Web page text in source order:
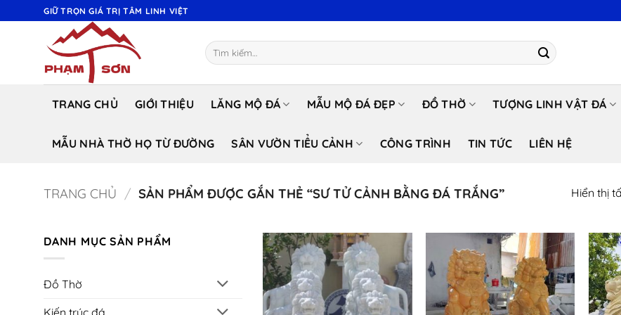
qua
GIỮ TRỌN GIÁ TRỊ TÂM LINH VIỆT
Tìm
kiếm:
TRANG CHỦ GIỚI THIỆU LĂNG MỘ ĐÁ MẪU MỘ ĐÁ ĐẸP ĐỒ THỜ TƯỢNG LINH VẬT ĐÁ
MẪU NHÀ THỜ HỌ TỪ ĐƯỜNG SÂN VƯỜN TIỂU CẢNH CÔNG TRÌNH TIN TỨC LIÊN HỆ
TRANG CHỦ / SẢN PHẨM ĐƯỢC GẮN THẺ “SƯ TỬ CẢNH BẰNG ĐÁ TRẮNG” Hiển thị
DANH MỤC SẢN PHẨM
Đồ Thờ